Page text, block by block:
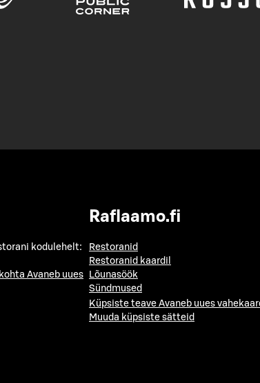
kodulehelt:
Avaneb uues
Raflaamo.fi
Restoranid
Restoranid kaardil
Lõunasöök
Sündmused
Küpsiste teave Avaneb uues
Muuda küpsiste sätteid